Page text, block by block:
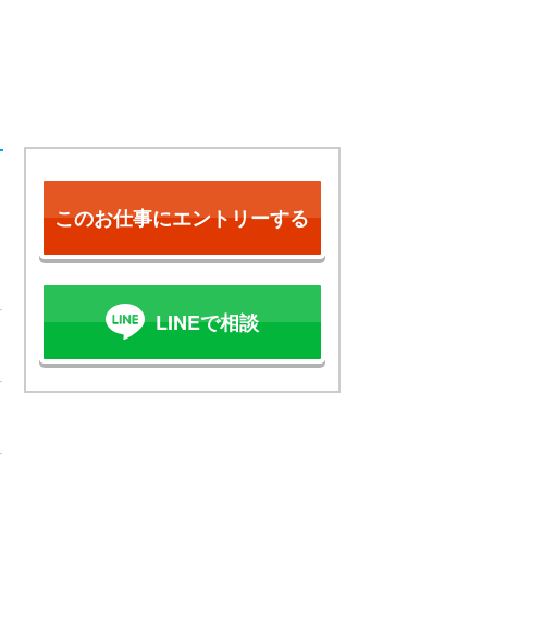
このお仕事にエントリーする
LINEで相談